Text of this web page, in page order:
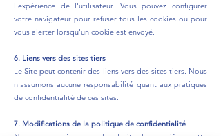
l'expérience de l'utilisateur. Vous pouvez configurer
votre navigateur pour refuser tous les cookies ou pour
vous alerter lorsqu'un cookie est envoyé.
6. Liens vers des sites tiers
Le Site peut contenir des liens vers des sites tiers. Nous
n'assumons aucune responsabilité quant aux pratiques
de confidentialité de ces sites.
7. Modifications de la politique de confidentialité